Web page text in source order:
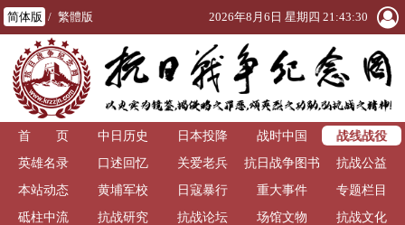
简体版 / 繁體版 2026年8月6日 星期四 21:43:30
首 页 中日历史 日本投降 战时中国
战线战役
英雄名录
口述回忆 关爱老兵
抗日战争图书
馆
抗战公益
本站动态
黄埔军校 日寇暴行 重大事件
专题栏目
砥柱中流
抗战研究 抗战论坛 场馆文物 抗战文化